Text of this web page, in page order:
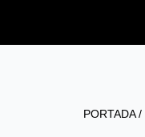
PORTADA/